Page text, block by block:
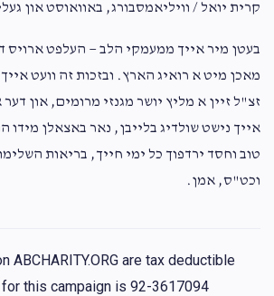
קרית יואל / וויליאמסבורג, באוואוסט און
בעטן מיר אייך ממעמקי הלב — העלפט ארויס
מאכן מיט א רואיג הארץ. ובזכות זה וועט
זצ"ל זיין א מליץ יושר מגנזי מרומים, און
אייך נישט שולדיג בלייבן, נאר באצאלן
טוב וחסד ירדפוך כל ימי חייך, בריאות
וכט"ס, אמן.
ABCHARITY.ORG are tax deductible
for this campaign is 92-3617094